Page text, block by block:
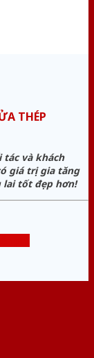
THÉP
tác và khách
giá trị gia tăng
lai tốt đẹp hơn!
phí: